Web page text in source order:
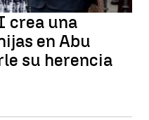
crea una
en Abu
su herencia